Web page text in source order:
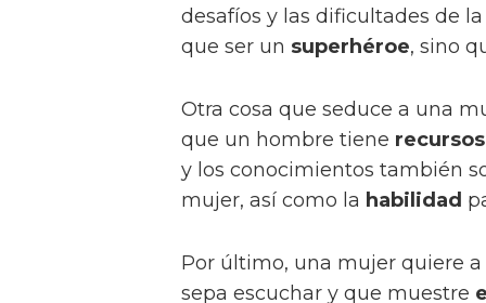
desafíos y las dificultades de
que ser un superhéroe, sino
Otra cosa que seduce a una
que un hombre tiene recursos
y los conocimientos también
mujer, así como la habilidad
Por último, una mujer quiere
sepa escuchar y que muestre